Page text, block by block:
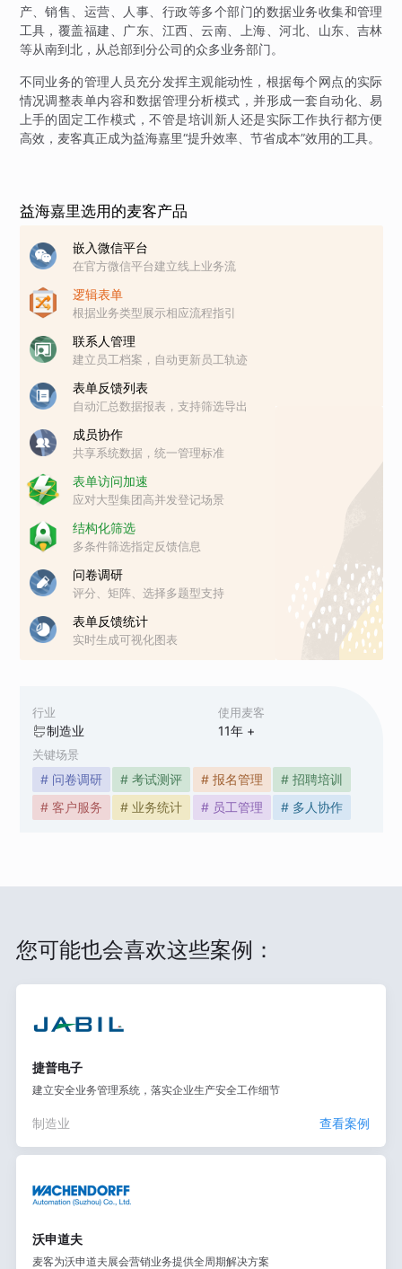
行业
制造业
使用麦客
11年 +
关键场景
# 问卷调研 # 考试测评 # 报名管理
# 招聘培训
# 客户服务
# 业务统计 # 员工管理 # 多人协作
产、销售、运营、人事、行政等多个部门的数据业务收集和管理
工具，覆盖福建、广东、江西、云南、上海、河北、山东、吉林
等从南到北，从总部到分公司的众多业务部门。
不同业务的管理人员充分发挥主观能动性，根据每个网点的实际
情况调整表单内容和数据管理分析模式，并形成一套自动化、易
上手的固定工作模式，不管是培训新人还是实际工作执行都方便
高效，麦客真正成为益海嘉里“提升效率、节省成本”效用的工具。
益海嘉里选用的麦客产品
嵌入微信平台
在官方微信平台建立线上业务流
逻辑表单
根据业务类型展示相应流程指引
联系人管理
建立员工档案，自动更新员工轨迹
表单反馈列表
自动汇总数据报表，支持筛选导出
成员协作
共享系统数据，统一管理标准
表单访问加速
应对大型集团高并发登记场景
结构化筛选
多条件筛选指定反馈信息
问卷调研
评分、矩阵、选择多题型支持
表单反馈统计
实时生成可视化图表
您可能也会喜欢这些案例：
捷普电子
建立安全业务管理系统，落实企业生产安全工作细节
制造业 查看案例
沃申道夫
麦客为沃申道夫展会营销业务提供全周期解决方案